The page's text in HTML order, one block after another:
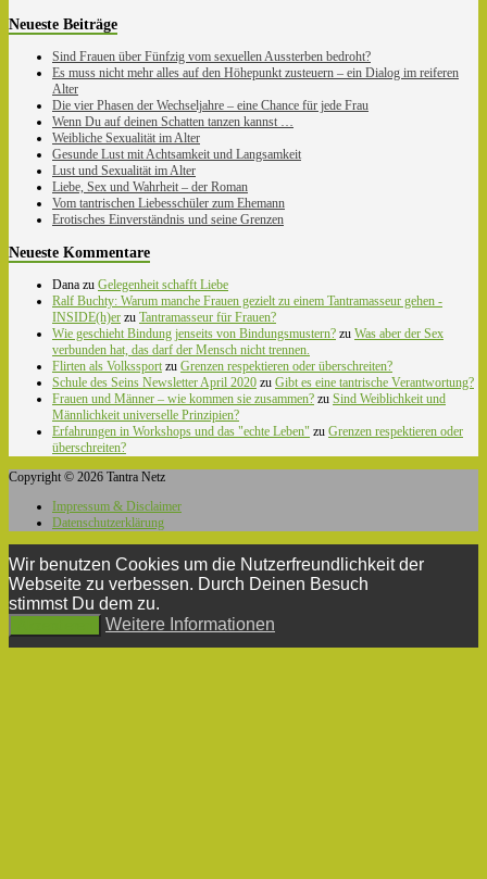
Neueste Beiträge
Sind Frauen über Fünfzig vom sexuellen Aussterben bedroht?
Es muss nicht mehr alles auf den Höhepunkt zusteuern – ein Dialog im reiferen
Alter
Die vier Phasen der Wechseljahre – eine Chance für jede Frau
Wenn Du auf deinen Schatten tanzen kannst …
Weibliche Sexualität im Alter
Gesunde Lust mit Achtsamkeit und Langsamkeit
Lust und Sexualität im Alter
Liebe, Sex und Wahrheit – der Roman
Vom tantrischen Liebesschüler zum Ehemann
Erotisches Einverständnis und seine Grenzen
Neueste Kommentare
Dana zu Gelegenheit schafft Liebe
Ralf Buchty: Warum manche Frauen gezielt zu einem Tantramasseur gehen -
INSIDE(h)er zu Tantramasseur für Frauen?
Wie geschieht Bindung jenseits von Bindungsmustern? zu Was aber der Sex
verbunden hat, das darf der Mensch nicht trennen.
Flirten als Volkssport zu Grenzen respektieren oder überschreiten?
Schule des Seins Newsletter April 2020 zu Gibt es eine tantrische Verantwortung?
Frauen und Männer – wie kommen sie zusammen? zu Sind Weiblichkeit und
Männlichkeit universelle Prinzipien?
Erfahrungen in Workshops und das "echte Leben" zu Grenzen respektieren oder
überschreiten?
Copyright © 2026 Tantra Netz
Impressum & Disclaimer
Datenschutzerklärung
Wir benutzen Cookies um die Nutzerfreundlichkeit der
Webseite zu verbessen. Durch Deinen Besuch
stimmst Du dem zu.
Weitere Informationen